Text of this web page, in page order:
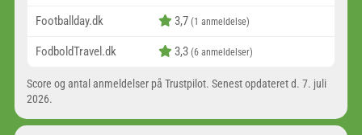
Footballday.dk 3,7 (1 anmeldelse)
FodboldTravel.dk 3,3 (6 anmeldelser)
Score og antal anmeldelser på Trustpilot. Senest opdateret d. 7. juli
2026.